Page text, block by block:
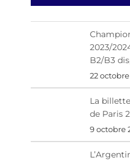
2023/
B2/B3
22
La
de Paris
9 octobre